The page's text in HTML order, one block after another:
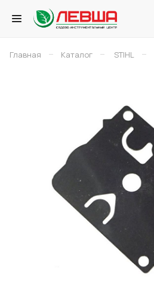
Главная – Каталог – STIHL –